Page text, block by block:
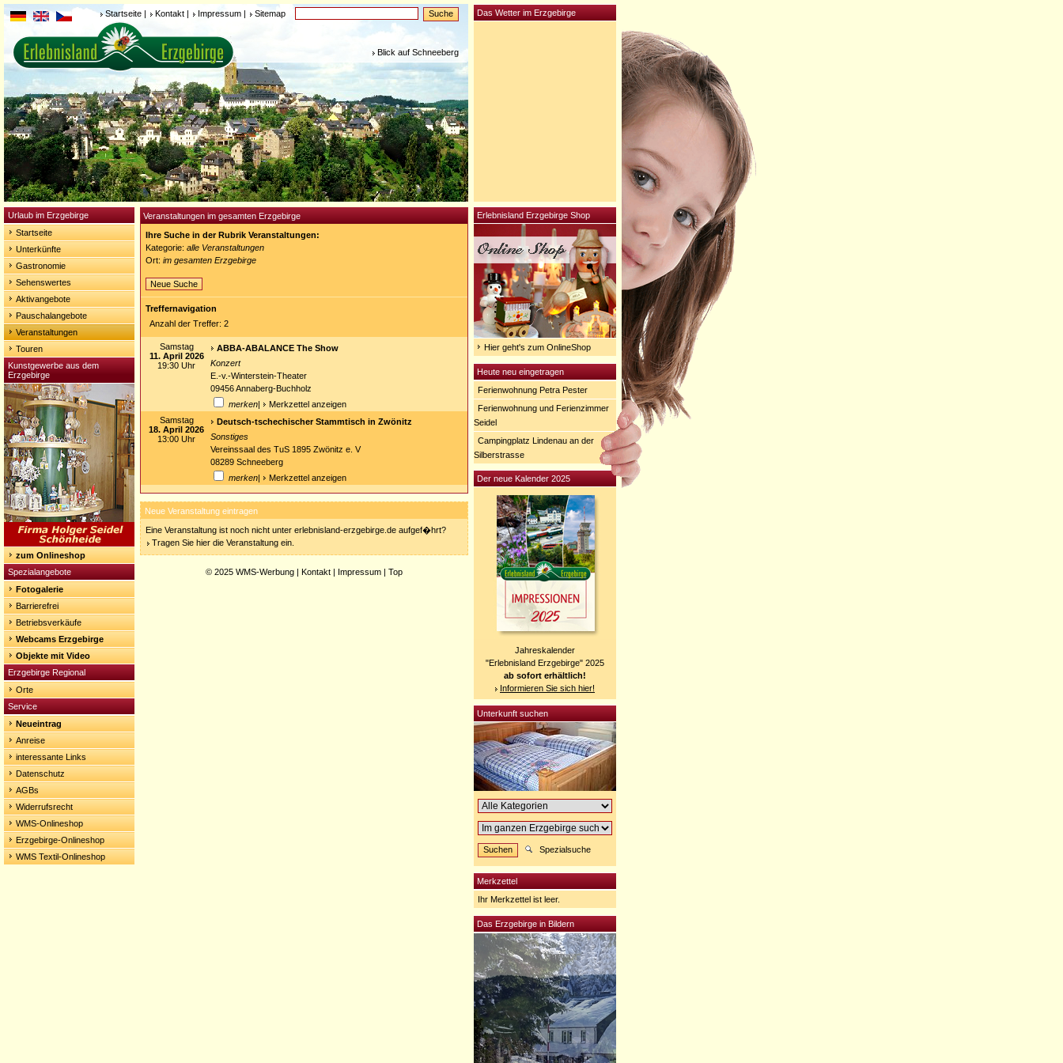
Startseite | Kontakt | Impressum | Sitemap
Blick auf Schneeberg
Urlaub im Erzgebirge
Startseite
Unterkünfte
Gastronomie
Sehenswertes
Aktivangebote
Pauschalangebote
Veranstaltungen
Touren
Kunstgewerbe aus dem
Erzgebirge
zum Onlineshop
Spezialangebote
Fotogalerie
Barrierefrei
Betriebsverkäufe
Webcams Erzgebirge
Objekte mit Video
Erzgebirge Regional
Orte
Service
Neueintrag
Anreise
interessante Links
Datenschutz
AGBs
Widerrufsrecht
WMS-Onlineshop
Erzgebirge-Onlineshop
WMS Textil-Onlineshop
Veranstaltungen im gesamten Erzgebirge
Ihre Suche in der Rubrik Veranstaltungen:
Kategorie: alle Veranstaltungen
Ort: im gesamten Erzgebirge
Neue Suche
Treffernavigation
Anzahl der Treffer: 2
Samstag
11. April 2026
19:30 Uhr
ABBA-ABALANCE The Show
Konzert
E.-v.-Winterstein-Theater
09456 Annaberg-Buchholz
merken|
Merkzettel anzeigen
Samstag
18. April 2026
13:00 Uhr
Deutsch-tschechischer Stammtisch in Zwönitz
Sonstiges
Vereinssaal des TuS 1895 Zwönitz e. V
08289 Schneeberg
merken| Merkzettel anzeigen
Neue Veranstaltung eintragen
Eine Veranstaltung ist noch nicht unter erlebnisland-erzgebirge.de aufgef�hrt?
Tragen Sie hier die Veranstaltung ein.
© 2025 WMS-Werbung | Kontakt | Impressum | Top
Erlebnisland Erzgebirge Shop
Hier geht's zum OnlineShop
Heute neu eingetragen
Ferienwohnung Petra Pester
Ferienwohnung und Ferienzimmer
Seidel
Campingplatz Lindenau an der
Silberstrasse
Der neue Kalender 2025
Jahreskalender
"Erlebnisland Erzgebirge" 2025
ab sofort erhältlich!
Informieren Sie sich hier!
Unterkunft suchen
Spezialsuche
Merkzettel
Ihr Merkzettel ist leer.
Das Erzgebirge in Bildern
Das Wetter im Erzgebirge